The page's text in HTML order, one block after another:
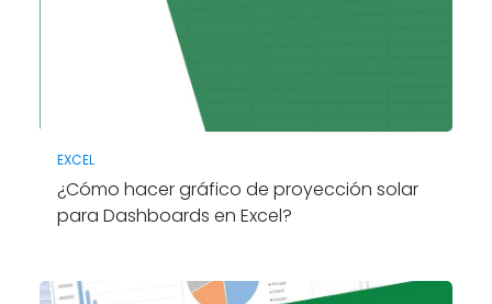
EXCEL
¿Cómo hacer gráfico de proyección solar
para Dashboards en Excel?